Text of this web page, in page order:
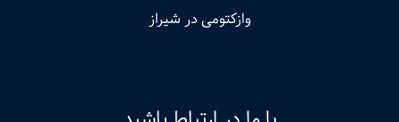
وازکتومی در شیراز